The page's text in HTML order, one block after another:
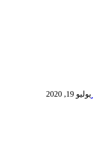
يوليو 19, 2020